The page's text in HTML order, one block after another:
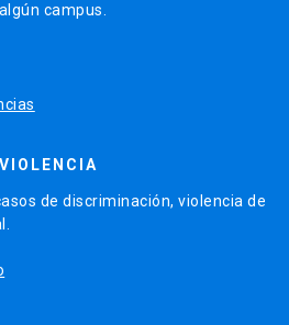
campus.
de discriminación, violencia de